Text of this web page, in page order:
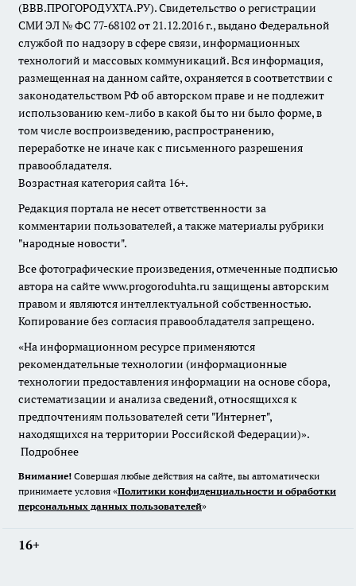
(ВВВ.ПРОГОРОДУХТА.РУ). Свидетельство о регистрации
СМИ ЭЛ № ФС 77-68102 от 21.12.2016 г., выдано Федеральной
службой по надзору в сфере связи, информационных
технологий и массовых коммуникаций. Вся информация,
размещенная на данном сайте, охраняется в соответствии с
законодательством РФ об авторском праве и не подлежит
использованию кем-либо в какой бы то ни было форме, в
том числе воспроизведению, распространению,
переработке не иначе как с письменного разрешения
правообладателя.
Возрастная категория сайта 16+.
Редакция портала не несет ответственности за
комментарии пользователей, а также материалы рубрики
"народные новости".
Все фотографические произведения, отмеченные подписью
автора на сайте www.progoroduhta.ru защищены авторским
правом и являются интеллектуальной собственностью.
Копирование без согласия правообладателя запрещено.
«На информационном ресурсе применяются
рекомендательные технологии (информационные
технологии предоставления информации на основе сбора,
систематизации и анализа сведений, относящихся к
предпочтениям пользователей сети "Интернет",
находящихся на территории Российской Федерации)».
Подробнее
Внимание! Совершая любые действия на сайте, вы автоматически
принимаете условия «Политики конфиденциальности и обработки
персональных данных пользователей»
16+